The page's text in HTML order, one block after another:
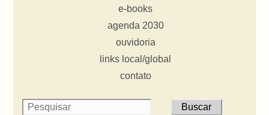
e-books
agenda 2030
ouvidoria
links local/global
contato